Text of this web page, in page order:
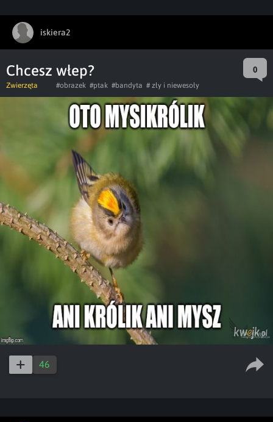
iskiera2
Chcesz włep? 0
Zwierzęta #obrazek #ptak #bandyta # zły i niewesoły
46